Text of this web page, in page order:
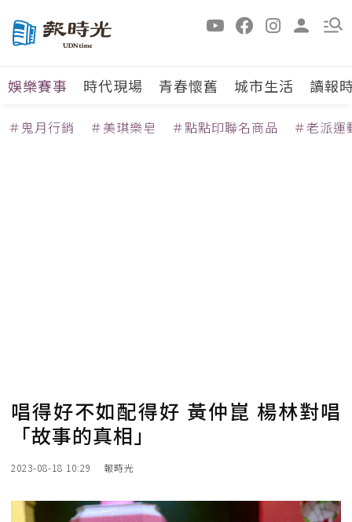
娛樂賽事 時代現場 青春懷舊 城市生活 讀報
＃鬼月行銷 ＃美琪樂皂 ＃點點印聯名商品 ＃老派運
唱得好不如配得好 黃仲崑 楊林對唱
「故事的真相」
2023-08-18 10:29 報時光